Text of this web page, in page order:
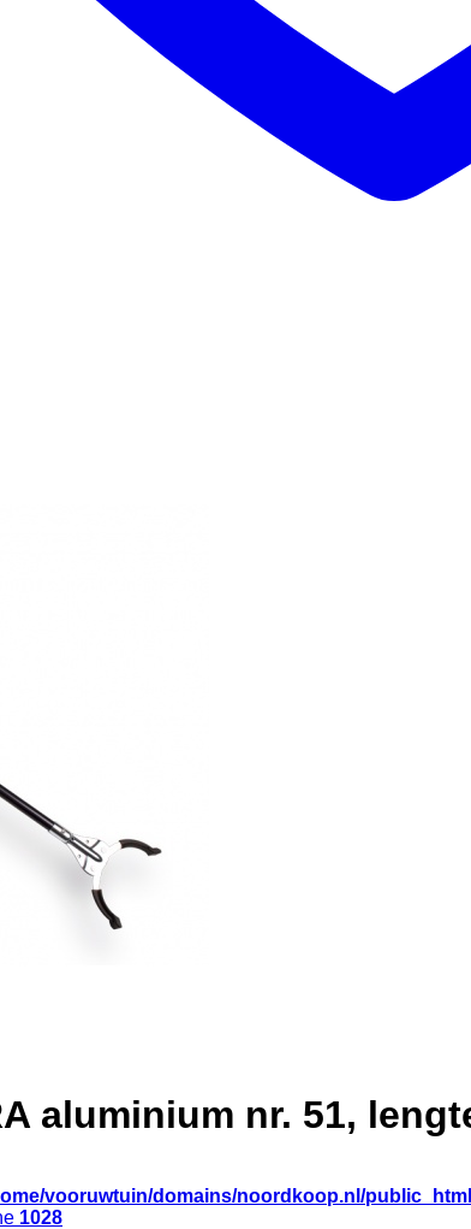
aluminium nr. 51,
vooruwtuin/domains/noordkoop.nl/
1028